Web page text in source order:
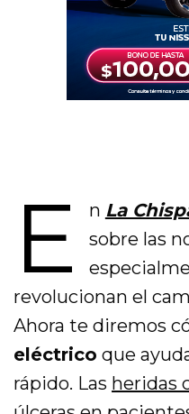
E n La
sobre las
revolucionan el
Ahora te diremos
eléctrico que
rápido. Las heridas